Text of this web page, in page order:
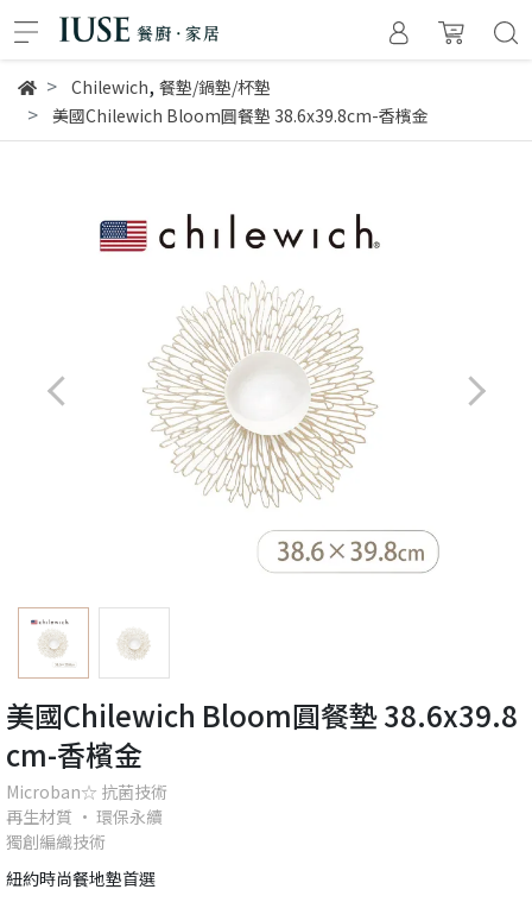
Chilewich, 餐墊/鍋墊/杯墊
美國Chilewich Bloom圓餐墊 38.6x39.8cm-香檳金
美國Chilewich Bloom圓餐墊 38.6x39.8
cm-香檳金
Microban☆ 抗菌技術
再生材質 • 環保永續
獨創編織技術
紐約時尚餐地墊首選